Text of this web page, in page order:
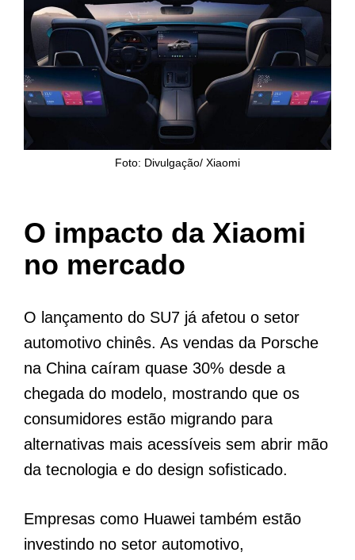
Foto: Divulgação/ Xiaomi
O impacto da Xiaomi
no mercado
O lançamento do SU7 já afetou o setor
automotivo chinês. As vendas da Porsche
na China caíram quase 30% desde a
chegada do modelo, mostrando que os
consumidores estão migrando para
alternativas mais acessíveis sem abrir mão
da tecnologia e do design sofisticado.
Empresas como Huawei também estão
investindo no setor automotivo,